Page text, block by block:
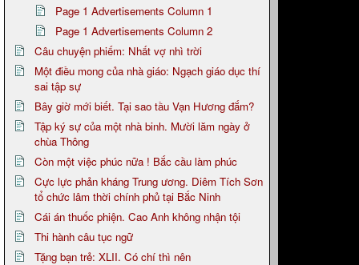
Page 1 Advertisements Column 1
Page 1 Advertisements Column 2
Câu chuyện phiếm: Nhất vợ nhì trời
Một điều mong của nhà giáo: Ngạch giáo dục thí
sai tập sự
Bây giờ mới biết. Tại sao tầu Vạn Hương đắm?
Tập ký sự của một nhà binh. Mười lăm ngày ở
chùa Thông
Còn một việc phúc nữa ! Bắc cầu làm phúc
Cực lực phản kháng Trung ương. Diêm Tích Sơn
tổ chức lâm thời chính phủ tại Bắc Ninh
Cái án thuốc phiện. Cao Anh không nhận tội
Thi hành câu tục ngữ
Tặng bạn trẻ: XLII. Có chí thì nên